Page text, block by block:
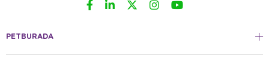
PETBURADA